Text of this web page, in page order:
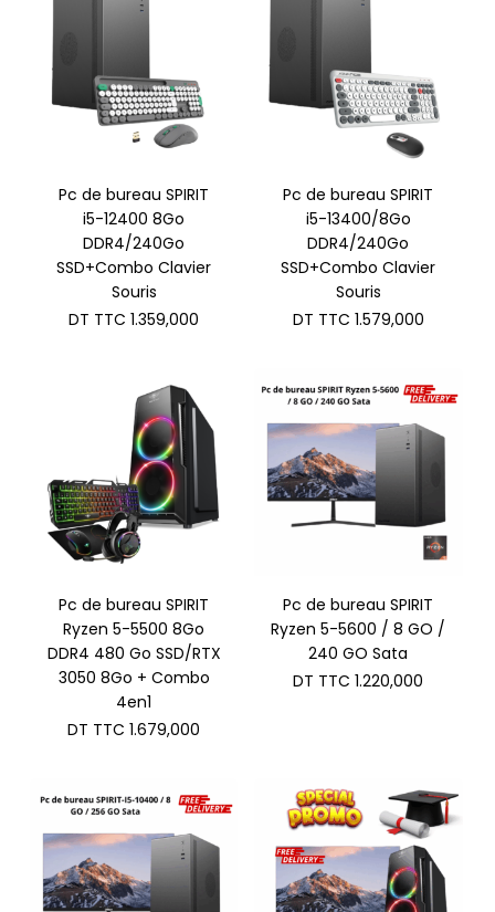
Pc de bureau SPIRIT
i5-12400 8Go
DDR4/240Go
SSD+Combo Clavier
Souris
DT TTC 1.359,000
Pc de bureau SPIRIT
i5-13400/8Go
DDR4/240Go
SSD+Combo Clavier
Souris
DT TTC 1.579,000
Pc de bureau SPIRIT
Ryzen 5-5500 8Go
DDR4 480 Go SSD/RTX
3050 8Go + Combo
4en1
DT TTC 1.679,000
Pc de bureau SPIRIT
Ryzen 5-5600 / 8 GO /
240 GO Sata
DT TTC 1.220,000